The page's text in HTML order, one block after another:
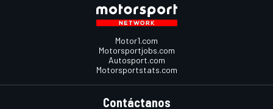
Motor1.com
Motorsportjobs.com
Autosport.com
Motorsportstats.com
Contáctanos